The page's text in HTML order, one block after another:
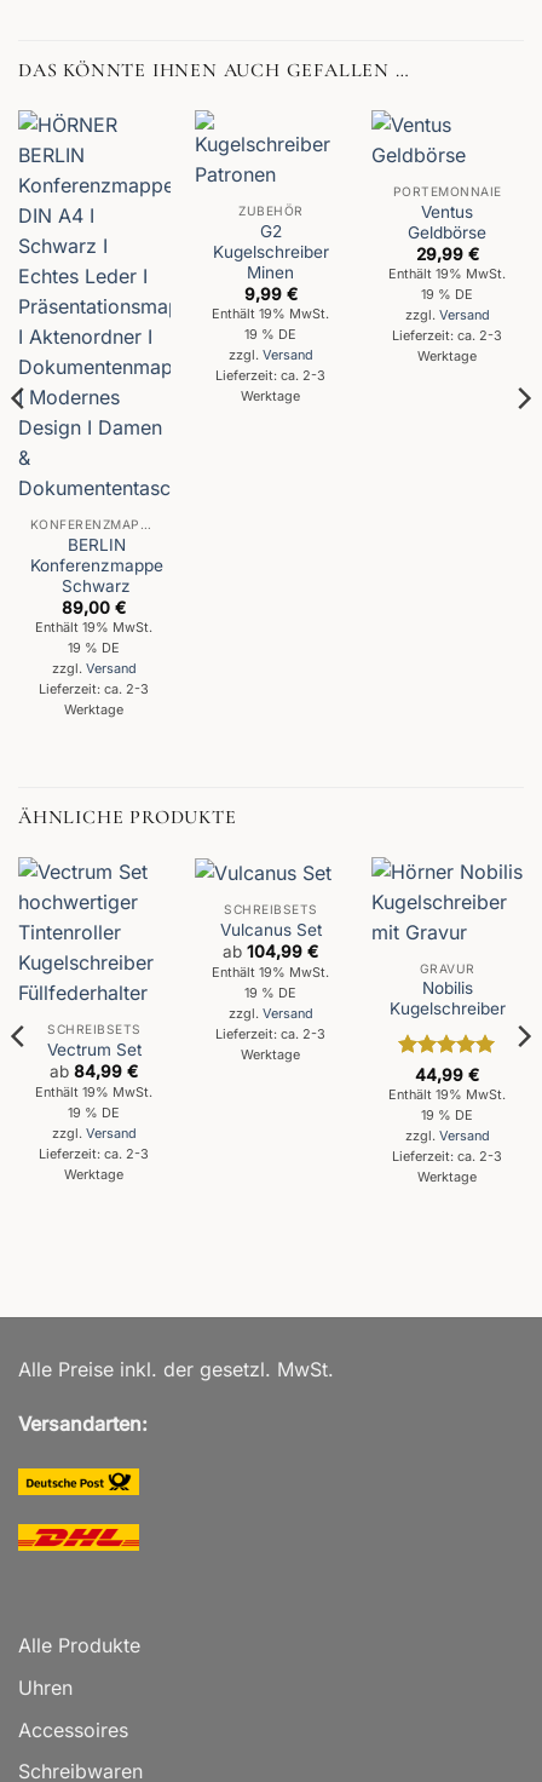
DAS KÖNNTE IHNEN AUCH GEFALLEN …
KONFERENZMAPPEN
BERLIN
Konferenzmappe
Schwarz
89,00€
Enthält 19% MwSt.
19 % DE
zzgl. Versand
Lieferzeit: ca. 2-3
Werktage
ZUBEHÖR
G2
Kugelschreiber
Minen
9,99 €
Enthält 19% MwSt.
19 % DE
zzgl. Versand
Lieferzeit: ca. 2-3
Werktage
PORTEMONNAIE
Ventus
Geldbörse
29,99 €
Enthält 19% MwSt.
19 % DE
zzgl. Versand
Lieferzeit: ca. 2-3
Werktage
ÄHNLICHE PRODUKTE
SCHREIBSETS
Vectrum Set
ab84,99€
Enthält 19% MwSt.
19 % DE
zzgl. Versand
Lieferzeit: ca. 2-3
Werktage
SCHREIBSETS
Vulcanus Set
ab104,99€
Enthält 19% MwSt.
19 % DE
zzgl. Versand
Lieferzeit: ca. 2-3
Werktage
GRAVUR
Nobilis
Kugelschreiber
Bewertet
mit5von
44,99€
Enthält 19% MwSt.
19 % DE
zzgl. Versand
Lieferzeit: ca. 2-3
Werktage
Alle Preise inkl. der gesetzl. MwSt.
Versandarten:
Alle Produkte
Uhren
Accessoires
Schreibwaren